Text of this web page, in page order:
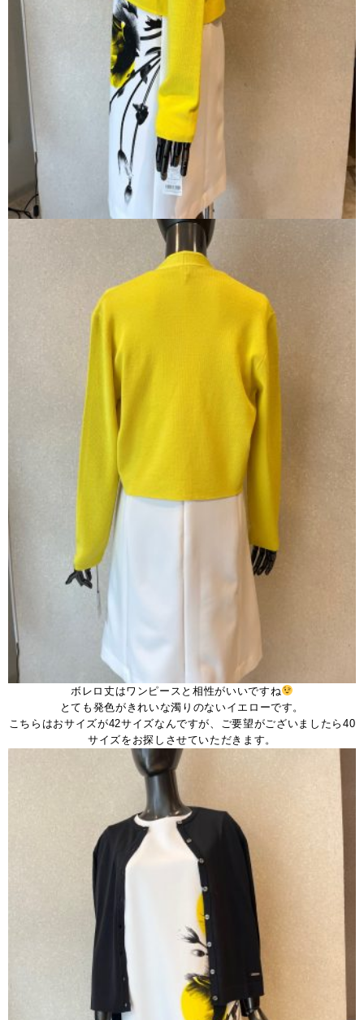
ボレロ丈はワンピースと相性がいいですね
とても発色がきれいな濁りのないイエローです。
こちらはおサイズが42サイズなんですが、ご要望がございましたら40
サイズをお探しさせていただきます。